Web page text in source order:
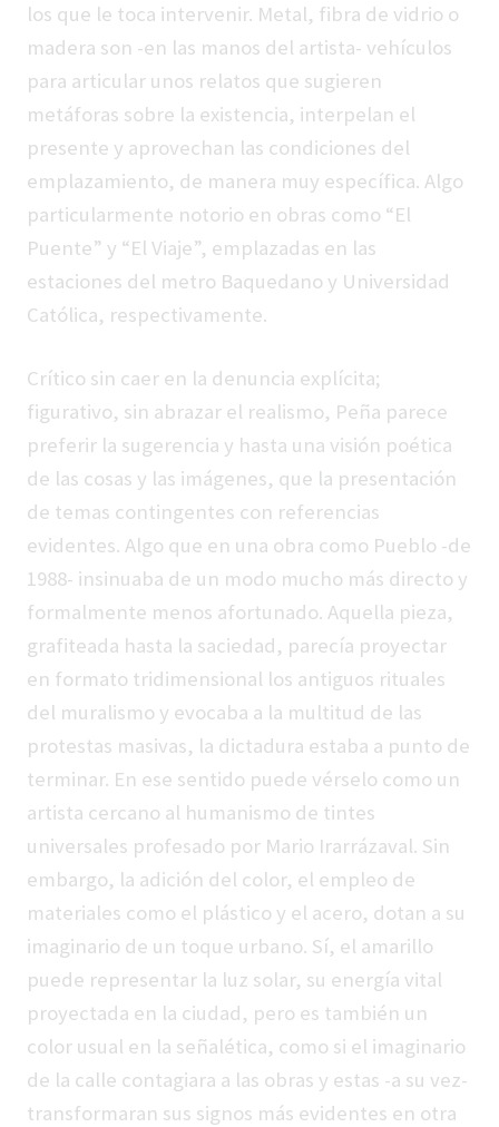
los que le toca intervenir. Metal, fibra de vidrio o
madera son -en las manos del artista- vehículos
para articular unos relatos que sugieren
metáforas sobre la existencia, interpelan el
presente y aprovechan las condiciones del
emplazamiento, de manera muy específica. Algo
particularmente notorio en obras como “El
Puente” y “El Viaje”, emplazadas en las
estaciones del metro Baquedano y Universidad
Católica, respectivamente.
Crítico sin caer en la denuncia explícita;
figurativo, sin abrazar el realismo, Peña parece
preferir la sugerencia y hasta una visión poética
de las cosas y las imágenes, que la presentación
de temas contingentes con referencias
evidentes. Algo que en una obra como Pueblo -de
1988- insinuaba de un modo mucho más directo y
formalmente menos afortunado. Aquella pieza,
grafiteada hasta la saciedad, parecía proyectar
en formato tridimensional los antiguos rituales
del muralismo y evocaba a la multitud de las
protestas masivas, la dictadura estaba a punto de
terminar. En ese sentido puede vérselo como un
artista cercano al humanismo de tintes
universales profesado por Mario Irarrázaval. Sin
embargo, la adición del color, el empleo de
materiales como el plástico y el acero, dotan a su
imaginario de un toque urbano. Sí, el amarillo
puede representar la luz solar, su energía vital
proyectada en la ciudad, pero es también un
color usual en la señalética, como si el imaginario
de la calle contagiara a las obras y estas -a su vez-
transformaran sus signos más evidentes en otra